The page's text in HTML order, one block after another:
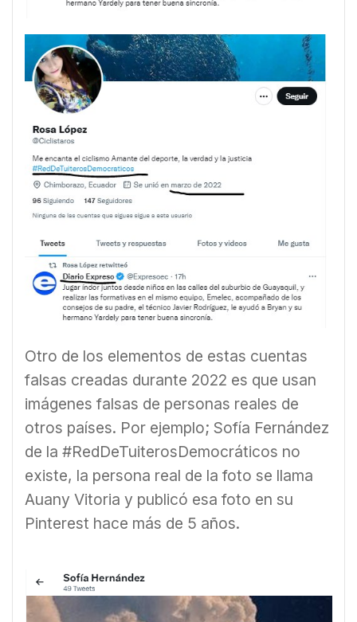
Otro de los elementos de estas cuentas
falsas creadas durante 2022 es que usan
imágenes falsas de personas reales de
otros países. Por ejemplo; Sofía Fernández
de la #RedDeTuiterosDemocráticos no
existe, la persona real de la foto se llama
Auany Vitoria y publicó esa foto en su
Pinterest hace más de 5 años.